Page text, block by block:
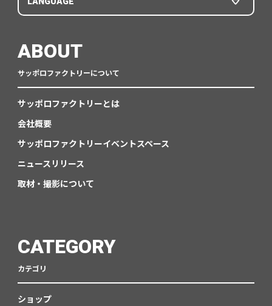
ABOUT
サッポロファクトリーについて
サッポロファクトリーとは
会社概要
サッポロファクトリーイベントスペース
ニュースリリース
取材・撮影について
CATEGORY
カテゴリ
ショップ